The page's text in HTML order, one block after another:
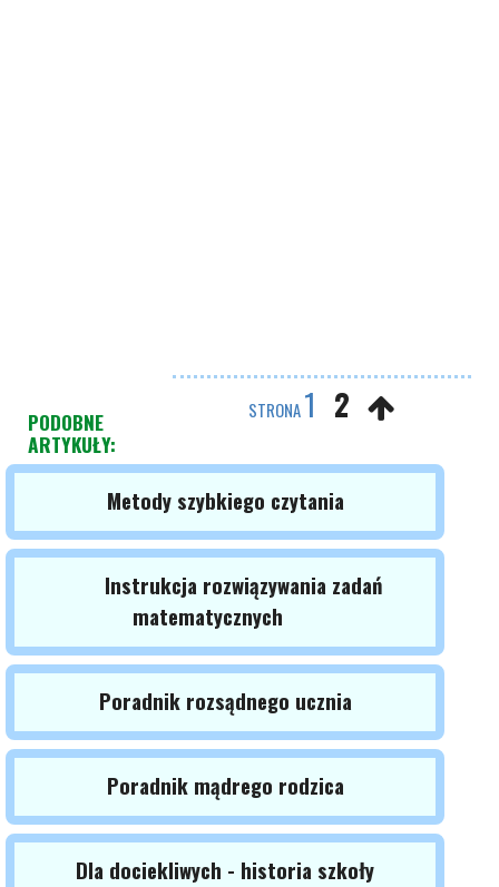
STRONA1 2
PODOBNE
ARTYKUŁY:
Metody szybkiego czytania
Instrukcja rozwiązywania zadań
matematycznych
Poradnik rozsądnego ucznia
Poradnik mądrego rodzica
Dla dociekliwych - historia szkoły